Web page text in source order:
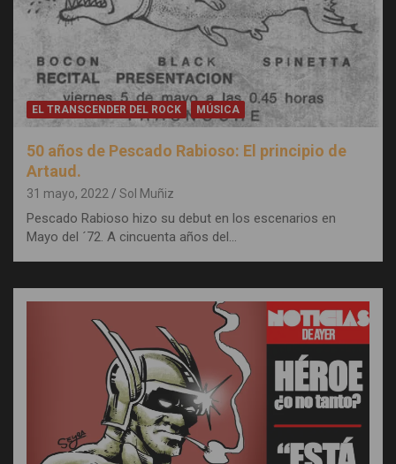
EL TRANSCENDER DEL ROCK MÚSICA
50 años de Pescado Rabioso: El principio de
Artaud.
31 mayo, 2022 Sol Muñiz
Pescado Rabioso hizo su debut en los escenarios en
Mayo del ´72. A cincuenta años del…